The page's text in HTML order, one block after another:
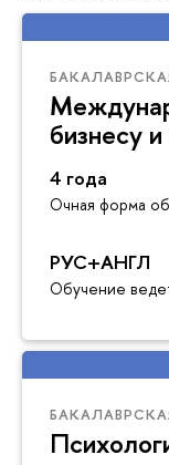
бизнесу
4 года
Очная форма
РУС+АНГЛ
Обучение